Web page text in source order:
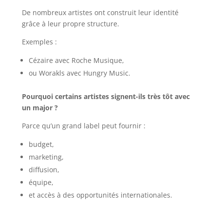
De nombreux artistes ont construit leur identité
grâce à leur propre structure.
Exemples :
Cézaire avec Roche Musique,
ou Worakls avec Hungry Music.
Pourquoi certains artistes signent-ils très tôt avec
un major ?
Parce qu’un grand label peut fournir :
budget,
marketing,
diffusion,
équipe,
et accès à des opportunités internationales.